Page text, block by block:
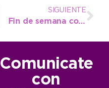
SIGUIENTE
Fin de semana con buen clima y una ocupación por encima del 80%
Comunicate
con